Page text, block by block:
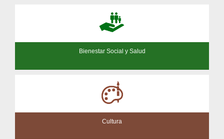
Bienestar Social y Salud
Cultura